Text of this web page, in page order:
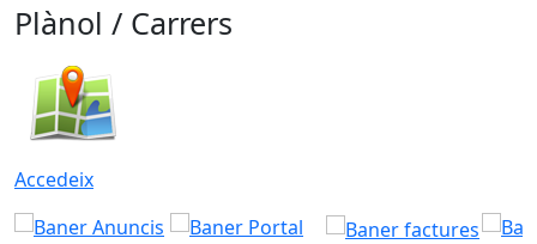
Plànol / Carrers
Accedeix